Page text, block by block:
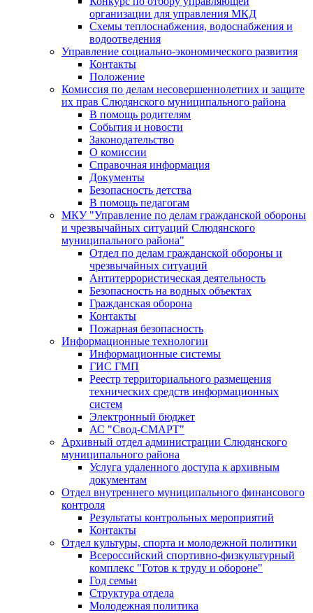
организации для управления МКД
Схемы теплоснабжения, водоснабжения и
водоотведения
Управление социально-экономического развития
Контакты
Положение
Комиссия по делам несовершеннолетних и защите
их прав Слюдянского муниципального района
В помощь родителям
События и новости
Законодательство
О комиссии
Справочная информация
Документы
Безопасность детства
В помощь педагогам
МКУ "Управление по делам гражданской обороны
и чрезвычайных ситуаций Слюдянского
муниципального района"
Отдел по делам гражданской обороны и
чрезвычайных ситуаций
Антитеррористическая деятельность
Безопасность на водных объектах
Гражданская оборона
Контакты
Пожарная безопасность
Информационные технологии
Информационные системы
ГИС ГМП
Реестр территориального размещения
технических средств информационных
систем
Электронный бюджет
АС "Свод-СМАРТ"
Архивный отдел администрации Слюдянского
муниципального района
Услуга удаленного доступа к архивным
документам
Отдел внутреннего муниципального финансового
контроля
Результаты контрольных мероприятий
Контакты
Отдел культуры, спорта и молодежной политики
Всероссийский спортивно-физкультурный
комплекс "Готов к труду и обороне"
Год семьи
Структура отдела
Молодежная политика